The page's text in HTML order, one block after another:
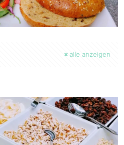
alle anzeigen